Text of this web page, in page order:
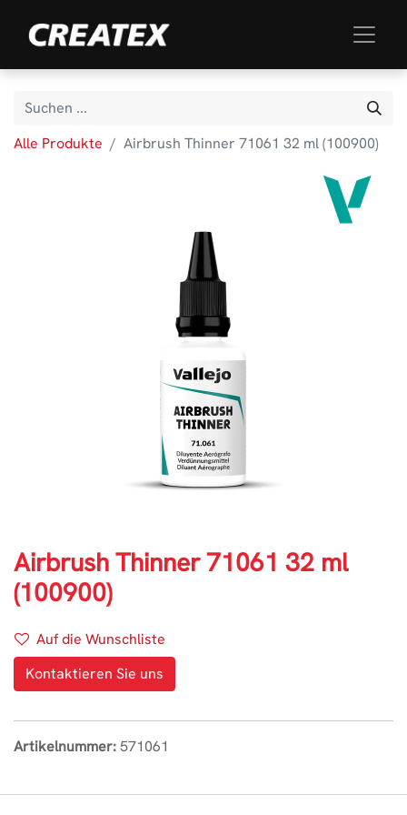
Alle Produkte Airbrush Thinner 71061 32 ml (100900)
Airbrush Thinner 71061 32 ml
(100900)
Auf die Wunschliste
Kontaktieren Sie uns
Artikelnummer:571061